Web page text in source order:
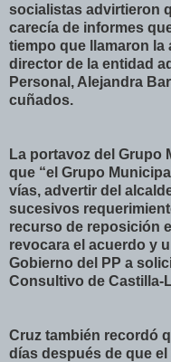
socialistas advirtieron
carecía de informes
tiempo que llamaron la
director de la entidad
Personal, Alejandra
cuñados.
La portavoz del Grupo
que “el Grupo
vías, advertir del
sucesivos
recurso de reposición
revocara el acuerdo y
Gobierno del PP a
Consultivo de Castilla-
Cruz también recordó
días después de que